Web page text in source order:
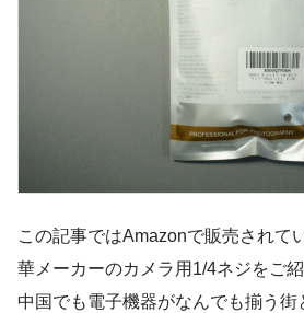
この記事ではAmazonで販売されて
華メーカーのカメラ用1/4ネジをご
中国でも電子機器がなんでも揃う街